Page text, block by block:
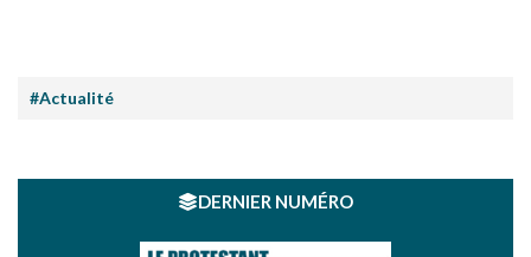
#Actualité
DERNIER NUMÉRO